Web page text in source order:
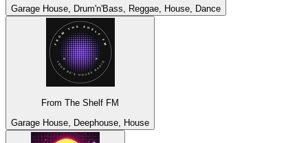
Garage House, Drum'n'Bass, Reggae, House, Dance
From The Shelf FM
Garage House, Deephouse, House